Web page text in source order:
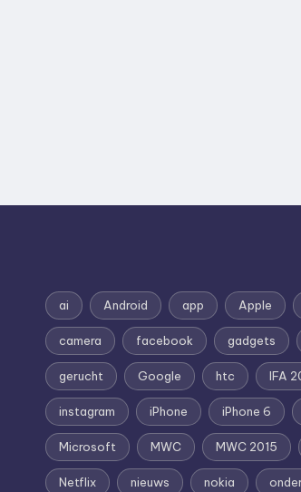
ai Android app Apple
camera facebook gadgets
gerucht Google htc IFA
instagram iPhone iPhone 6
Microsoft MWC MWC 2015
Netflix nieuws nokia